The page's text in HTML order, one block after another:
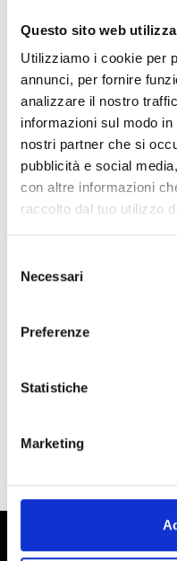
Questo sito web
Utilizziamo i cookie per
annunci, per fornire
analizzare il nostro
informazioni sul modo
nostri partner che si
pubblicità e social
con altre informazioni
raccolto dal tuo utilizzo
delNecessari
Preferenze
Statistiche
Marketing
Sì
No
Altri link
Alto Adige -